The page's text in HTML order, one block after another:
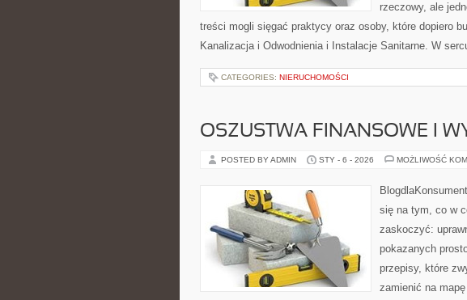
rzeczowy, ale
treści mogli sięgać praktycy oraz osoby, które dopiero
Kanalizacja i Odwodnienia i Instalacje Sanitarne. W
CATEGORIES: NIERUCHOMOŚCI
OSZUSTWA FINANSOWE I
POSTED BY ADMIN STY - 6 - 2026 MOŻLIWOŚĆ
się na tym, co w
zaskoczyć:
pokazanych
przepisy, które
zamienić na